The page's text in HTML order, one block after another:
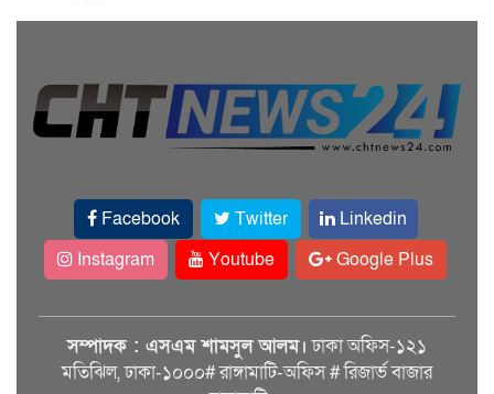
Facebook Twitter
Linkedin
Instagram
Youtube Google Plus
সম্পাদক : এসএম শামসুল আলম। ঢাকা অফিস-১২১
মতিঝিল, ঢাকা-১০০০# রাঙ্গামাটি-অফিস # রিজার্ভ বাজার